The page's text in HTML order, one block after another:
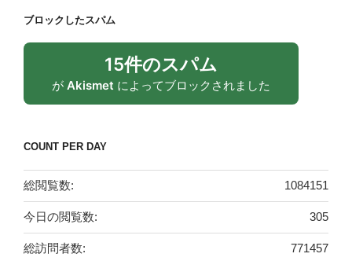
ブロックしたスパム
15件のスパム
が Akismet によってブロックされました
COUNT PER DAY
1084151
総閲覧数:
305
今日の閲覧数:
771457
総訪問者数: